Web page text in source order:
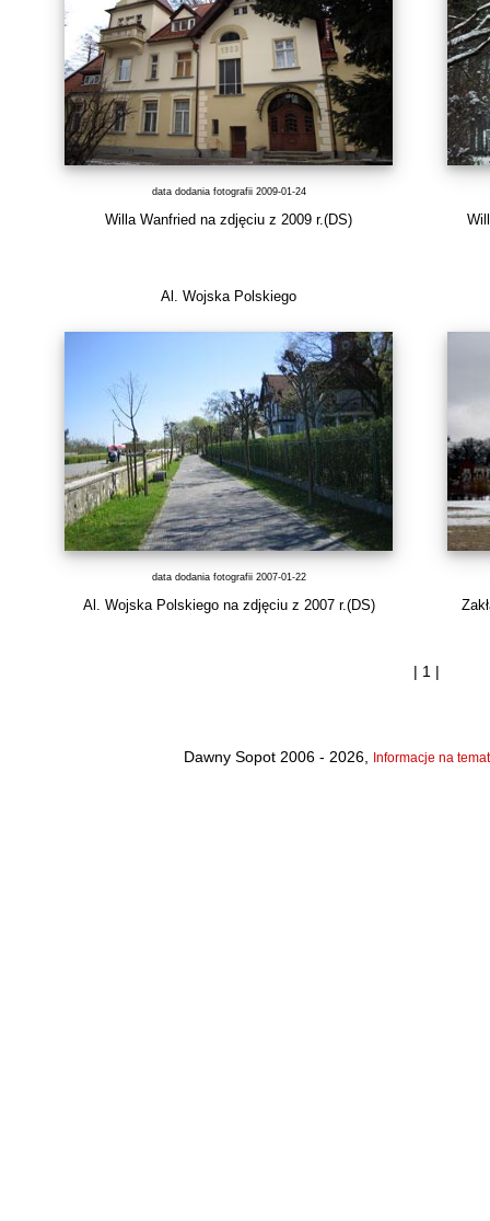
data dodania fotografii 2009-01-24
Willa Wanfried na zdjęciu z 2009 r.(DS)
Al. Wojska Polskiego
data dodania fotografii 2007-01-22
Al. Wojska Polskiego na zdjęciu z 2007 r.(DS)
| 1 |
Dawny Sopot 2006 - 2026, Informacje na